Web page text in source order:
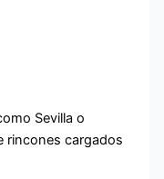
Sevilla o
rincones cargados